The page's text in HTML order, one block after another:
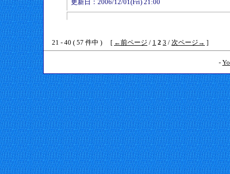
更新日：2006/12/01(Fri) 21:00
21 - 40 ( 57 件中 ) [ ←前ページ / 1 2 3 / 次ページ→ ]
-